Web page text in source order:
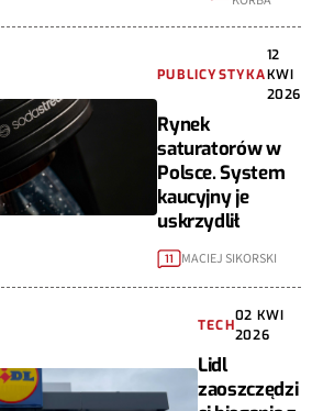
PUBLICYSTYKA
12
KWI
2026
Rynek
saturatorów w
Polsce. System
kaucyjny je
uskrzydlił
11 MACIEJ SIKORSKI
TECH
02 KWI
2026
Lidl
zaoszczędzi